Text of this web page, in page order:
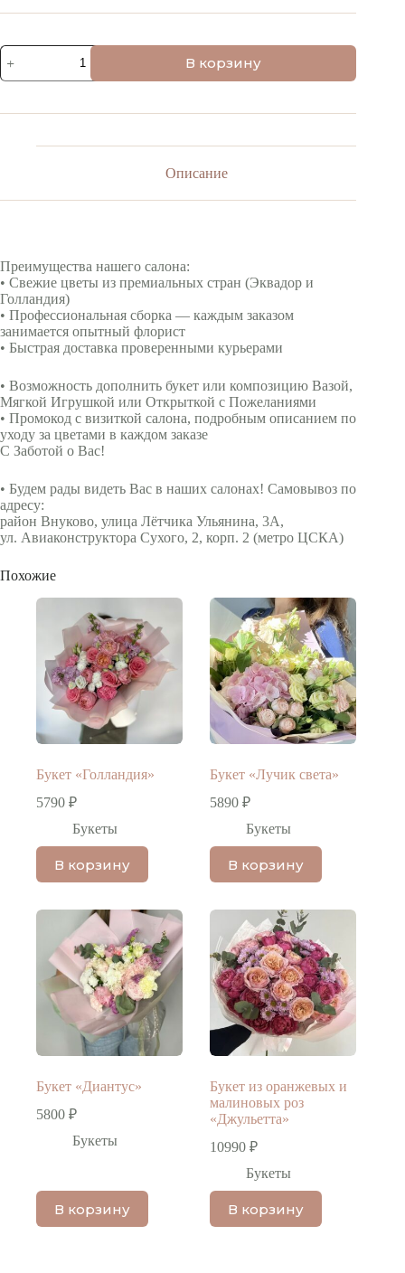
Количество
товара
Упаковка
шт)
Эустомы
В корзину
Описание
Преимущества нашего салона:
• Свежие цветы из премиальных стран (Эквадор и
Голландия)
• Профессиональная сборка — каждым заказом
занимается опытный флорист
• Быстрая доставка проверенными курьерами
• Возможность дополнить букет или композицию Вазой,
Мягкой Игрушкой или Открыткой с Пожеланиями
• Промокод с визиткой салона, подробным описанием по
уходу за цветами в каждом заказе
С Заботой о Вас!
• Будем рады видеть Вас в наших салонах! Самовывоз по
адресу:
район Внуково, улица Лётчика Ульянина, 3А,
ул. Авиаконструктора Сухого, 2, корп. 2 (метро ЦСКА)
Похожие
Букет «Голландия»
5790 ₽
Букеты
В корзину
Букет «Лучик света»
5890₽
Букеты
В корзину
Букет «Диантус»
5800 ₽
Букеты
В корзину
Букет из оранжевых и
малиновых роз
«Джульетта»
10990₽
Букеты
В корзину